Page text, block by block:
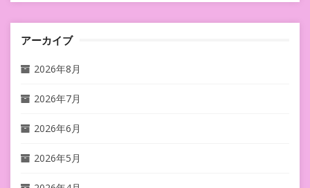
アーカイブ
2026年8月
2026年7月
2026年6月
2026年5月